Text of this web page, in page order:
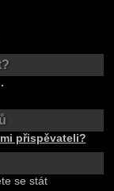
přispěvateli?
se stát